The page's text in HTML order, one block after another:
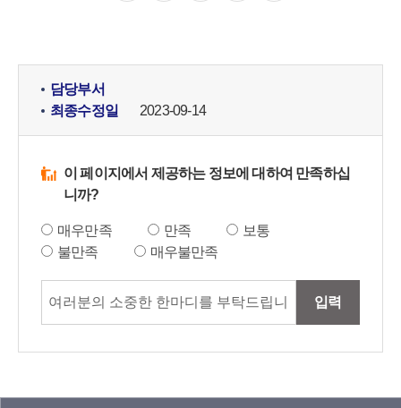
담당부서
최종수정일
2023-09-14
이 페이지에서 제공하는 정보에 대하여 만족하십
니까?
매우만족 만족
보통
불만족
매우불만족
입력